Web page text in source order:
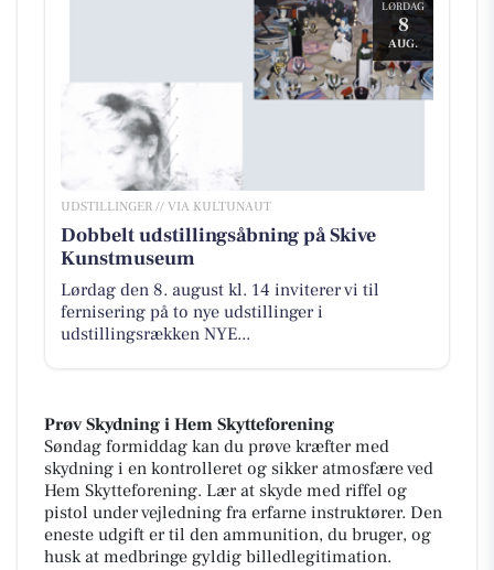
LØRDAG
8
AUG.
UDSTILLINGER // VIA KULTUNAUT
Dobbelt udstillingsåbning på Skive
Kunstmuseum
Lørdag den 8. august kl. 14 inviterer vi til
fernisering på to nye udstillinger i
udstillingsrækken NYE...
Prøv Skydning i Hem Skytteforening
Søndag formiddag kan du prøve kræfter med
skydning i en kontrolleret og sikker atmosfære ved
Hem Skytteforening. Lær at skyde med riffel og
pistol under vejledning fra erfarne instruktører. Den
eneste udgift er til den ammunition, du bruger, og
husk at medbringe gyldig billedlegitimation.